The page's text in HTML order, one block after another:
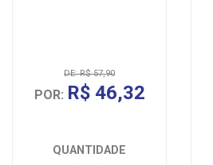
DE: R$ 57,90
POR: R$ 46,32
QUANTIDADE